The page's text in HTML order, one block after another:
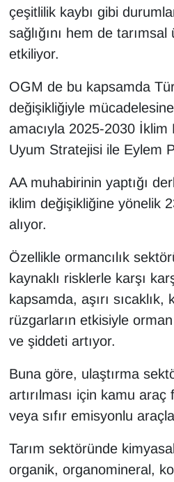
çeşitlilik kaybı gibi
sağlığını hem de
etkiliyor.
OGM de bu kapsamda
değişikliğiyle
amacıyla 2025-2030 İklim
Uyum Stratejisi ile Eylem
AA muhabirinin yaptığı
iklim değişikliğine yönelik
alıyor.
Özellikle ormancılık
kaynaklı risklerle karşı
kapsamda, aşırı sıcaklık,
rüzgarların etkisiyle orman
ve şiddeti artıyor.
Buna göre, ulaştırma
artırılması için kamu araç
veya sıfır emisyonlu
Tarım sektöründe
organik, organomineral,
Kadın
Kim Kimdir?
Kültür & Sanat
KURDÎ
MAGAZİN
MEDYA
ONE EKONOMİ
POLİTİKA
Resmi İlanlar
RÖPORTAJ
SAĞLIK
Sinema - TV